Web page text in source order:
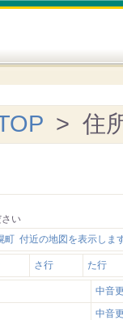
> 住
い
町 付近の地図を表示しま
さ行 た行
中音
中音